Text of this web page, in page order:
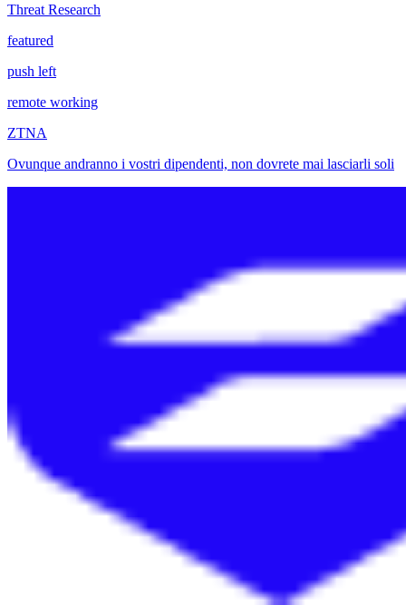
Threat Research
featured
push left
remote working
ZTNA
Ovunque andranno i vostri dipendenti, non dovrete mai lasciarli soli